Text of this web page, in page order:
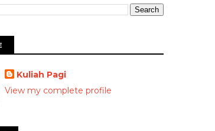
Kuliah Pagi
View my complete profile